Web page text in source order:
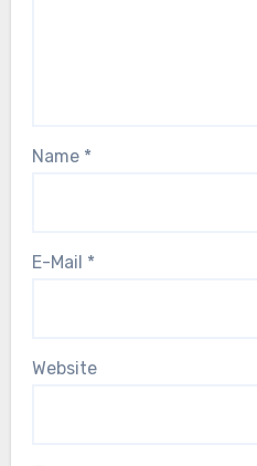
Name *
E-Mail *
Website